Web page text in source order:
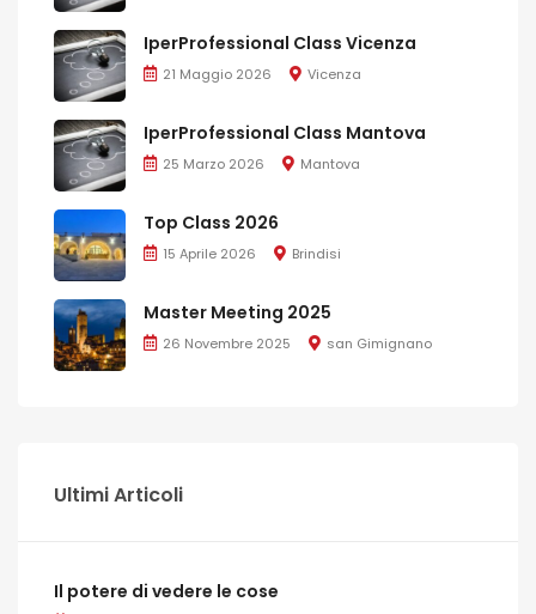
IperProfessional Class Vicenza
21 Maggio 2026 Vicenza
IperProfessional Class Mantova
25 Marzo 2026 Mantova
Top Class 2026
15 Aprile 2026 Brindisi
Master Meeting 2025
26 Novembre 2025 san Gimignano
Ultimi Articoli
Il potere di vedere le cose